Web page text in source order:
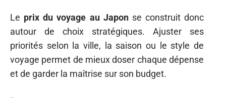
Le prix du voyage au Japonse construit donc
autour de choix stratégiques. Ajuster ses
priorités selon la ville, la saison ou le style de
voyage permet de mieux doser chaque dépense
et de garder la maîtrise sur son budget.